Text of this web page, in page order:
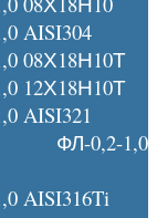
AISI304
08Х18Н10Т
12Х18Н10Т
AISI321
0,2-1,0
AISI316Ti